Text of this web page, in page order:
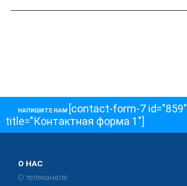
О НАС
О телеканале
НАПИШИТЕ НАМ [contact-form-7 id="859"
title="Контактная форма 1"]